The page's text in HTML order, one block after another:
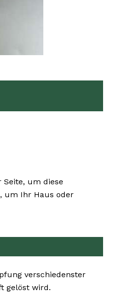
um diese
um Ihr Haus oder
verschiedenster
gelöst wird.